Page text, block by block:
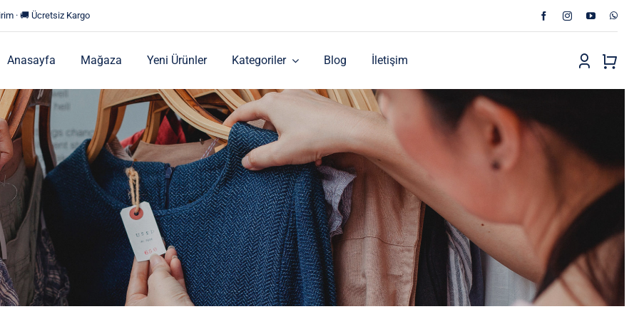
· 🚚 Ücretsiz Kargo
Anasayfa Mağaza Yeni Ürünler Kategoriler Blog İletişim